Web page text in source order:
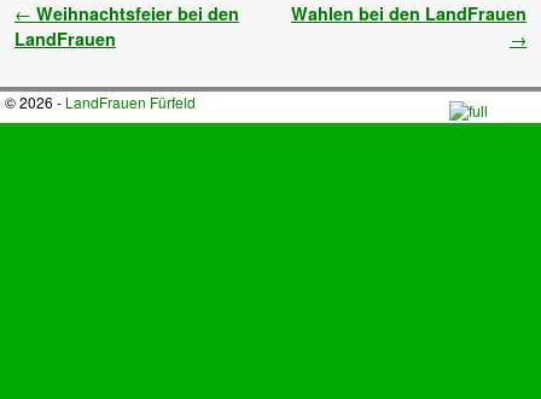
Artikelnavigation
← Weihnachtsfeier bei den
LandFrauen
Wahlen bei den LandFrauen
→
© 2026 - LandFrauen Fürfeld